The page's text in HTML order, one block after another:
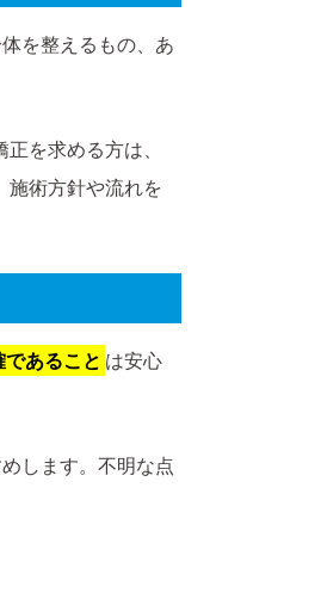
を整えるもの、あ
を求める方は、
施術方針や流れを
あること は安心
します。不明な点